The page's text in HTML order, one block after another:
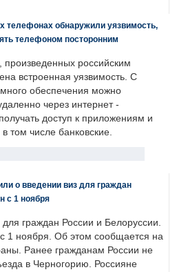
телефонах обнаружили уязвимость,
телефоном посторонним
российским
встроенная уязвимость. С
обеспечения можно
через интернет -
доступ к приложениям и
том числе банковские.
о введении виз для граждан
с 1 ноября
граждан России и Белоруссии.
1 ноября. Об этом сообщается на
Ранее гражданам России не
в Черногорию. Россияне